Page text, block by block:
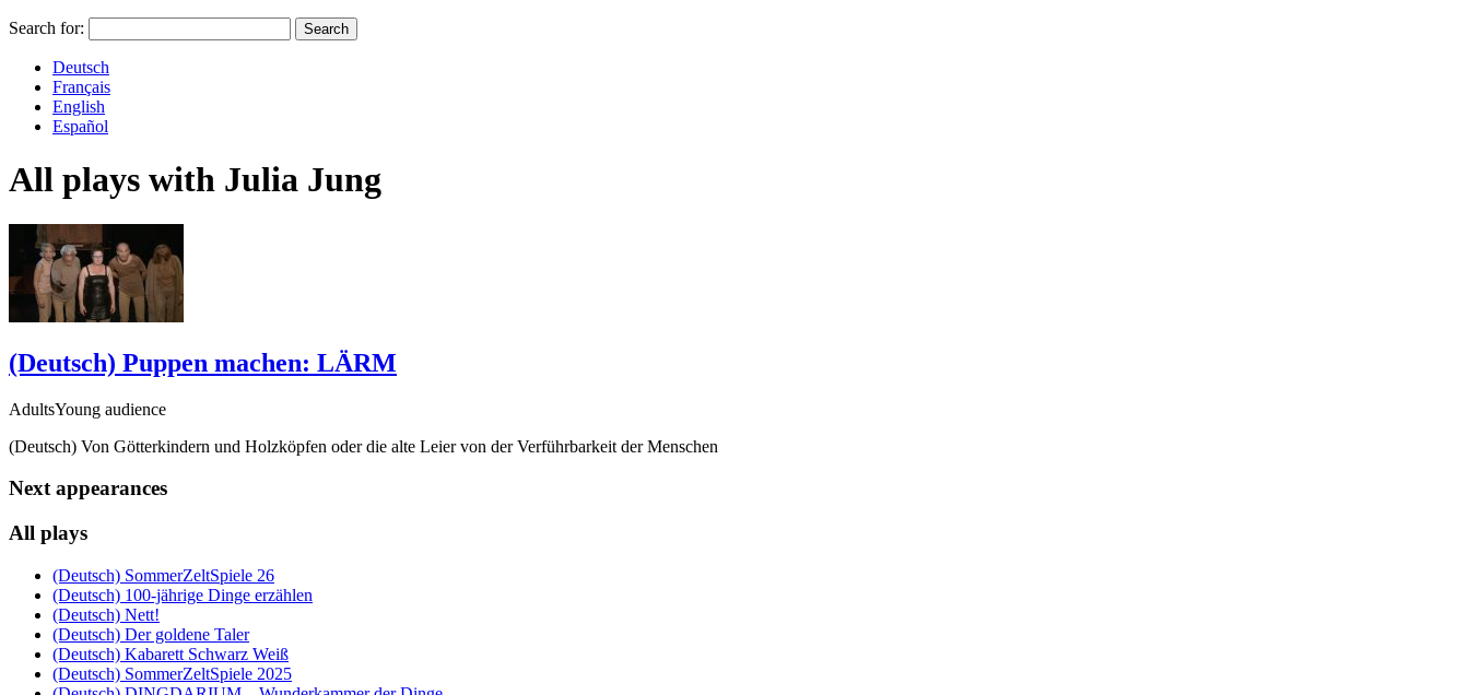
Search for:
Deutsch
Français
English
Español
All plays with Julia Jung
(Deutsch) Puppen machen: LÄRM
AdultsYoung audience
(Deutsch) Von Götterkindern und Holzköpfen oder die alte Leier von der Verführbarkeit der Menschen
Next appearances
All plays
(Deutsch) SommerZeltSpiele 26
(Deutsch) 100-jährige Dinge erzählen
(Deutsch) Nett!
(Deutsch) Der goldene Taler
(Deutsch) Kabarett Schwarz Weiß
(Deutsch) SommerZeltSpiele 2025